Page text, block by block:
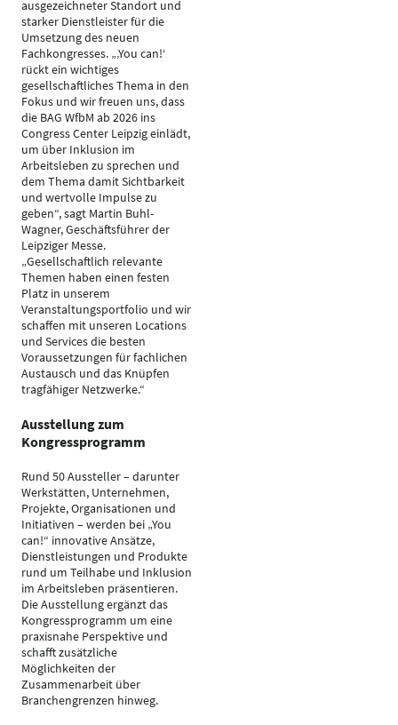
ausgezeichneter Standort und
starker Dienstleister für die
Umsetzung des neuen
Fachkongresses. „‚You can!‘
rückt ein wichtiges
gesellschaftliches Thema in den
Fokus und wir freuen uns, dass
die BAG WfbM ab 2026 ins
Congress Center Leipzig einlädt,
um über Inklusion im
Arbeitsleben zu sprechen und
dem Thema damit Sichtbarkeit
und wertvolle Impulse zu
geben“, sagt Martin Buhl-
Wagner, Geschäftsführer der
Leipziger Messe.
„Gesellschaftlich relevante
Themen haben einen festen
Platz in unserem
Veranstaltungsportfolio und wir
schaffen mit unseren Locations
und Services die besten
Voraussetzungen für fachlichen
Austausch und das Knüpfen
tragfähiger Netzwerke.“
Ausstellung zum
Kongressprogramm
Rund 50 Aussteller – darunter
Werkstätten, Unternehmen,
Projekte, Organisationen und
Initiativen – werden bei „You
can!“ innovative Ansätze,
Dienstleistungen und Produkte
rund um Teilhabe und Inklusion
im Arbeitsleben präsentieren.
Die Ausstellung ergänzt das
Kongressprogramm um eine
praxisnahe Perspektive und
schafft zusätzliche
Möglichkeiten der
Zusammenarbeit über
Branchengrenzen hinweg.